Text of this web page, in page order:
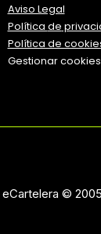
Aviso Legal
Política de
Política de
Gestionar
eCartelera ©